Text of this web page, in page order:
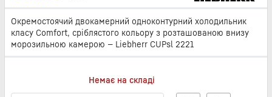
Окремостоячий двокамерний одноконтурний холодильник
класу Comfort, сріблястого кольору з розташованою внизу
морозильною камерою — Liebherr CUPsl 2221
Немає на складі